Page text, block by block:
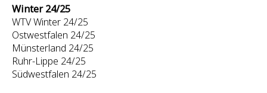
Winter 24/25
WTV Winter 24/25
Ostwestfalen 24/25
Münsterland 24/25
Ruhr-Lippe 24/25
Südwestfalen 24/25